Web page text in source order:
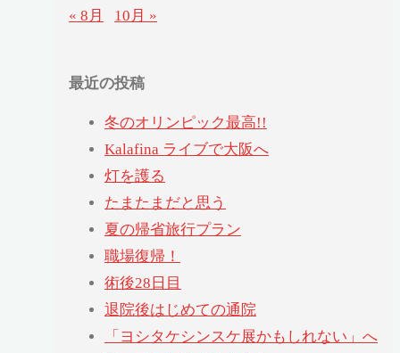
« 8月
10月 »
最近の投稿
冬のオリンピック最高!!
Kalafina ライブで大阪へ
灯を護る
たまたまだと思う
夏の帰省旅行プラン
職場復帰！
術後28日目
退院後はじめての通院
「ヨシタケシンスケ展かもしれない」へ